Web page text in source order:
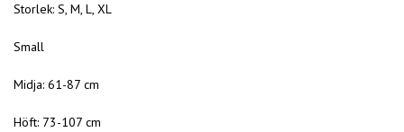
Storlek: S, M, L, XL
Small
Midja: 61-87 cm
Höft: 73-107 cm